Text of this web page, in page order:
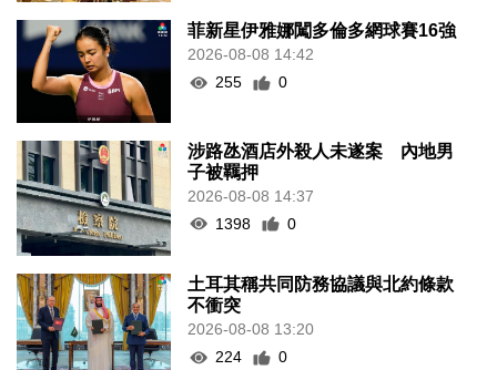
菲新星伊雅娜闖多倫多網球賽16強
2026-08-08 14:42
255
0
涉路氹酒店外殺人未遂案 內地男
子被羈押
2026-08-08 14:37
1398
0
土耳其稱共同防務協議與北約條款
不衝突
2026-08-08 13:20
224
0